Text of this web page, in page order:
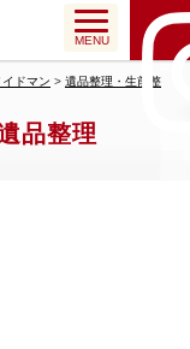
MENU
ドマン > 遺品整理・生前整
品整理